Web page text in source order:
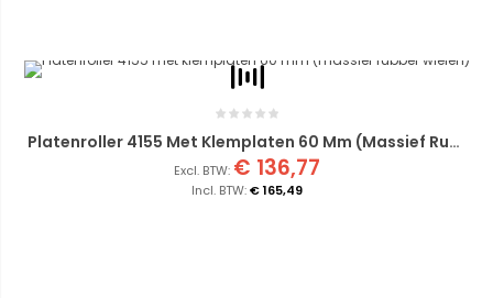
Platenroller 4155 Met Klemplaten 60 Mm (massief Rubber Wielen)
€ 165,49
€ 136,77